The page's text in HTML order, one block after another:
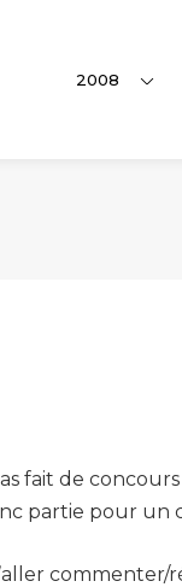
2008
fait de
partie pour un